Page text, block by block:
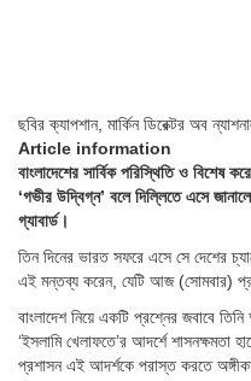
ছবির ক্যাপশান, মার্কিন ডিরেক্টর অব
Article information
বাংলাদেশের সার্বিক পরিস্থিতি ও বিশেষ
‘গভীর উদ্বিগ্ন’ বলে দিল্লিতে এসে
গ্যাবার্ড।
তিন দিনের ভারত সফরে এসে সে দেশের
এই মন্তব্য করেন, যেটি আজ (সোমবার)
বাংলাদেশ নিয়ে একটি প্রশ্নের জবাবে তিনি
‘ইসলামি খেলাফতে’র আদর্শে শাসনক্ষমতা
প্রশাসন এই আদর্শকে পরাস্ত করতে